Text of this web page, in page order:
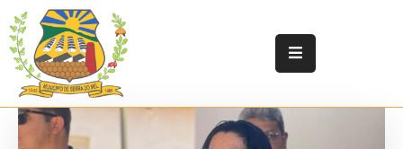
Início
Prefeitura